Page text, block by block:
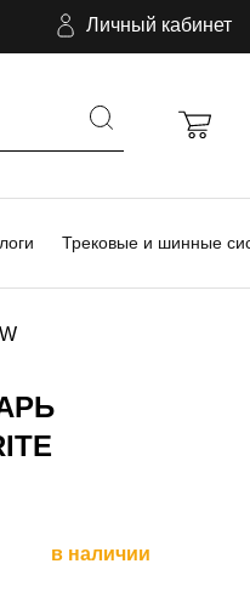
Личный кабинет
Трековые и шинные
в наличии